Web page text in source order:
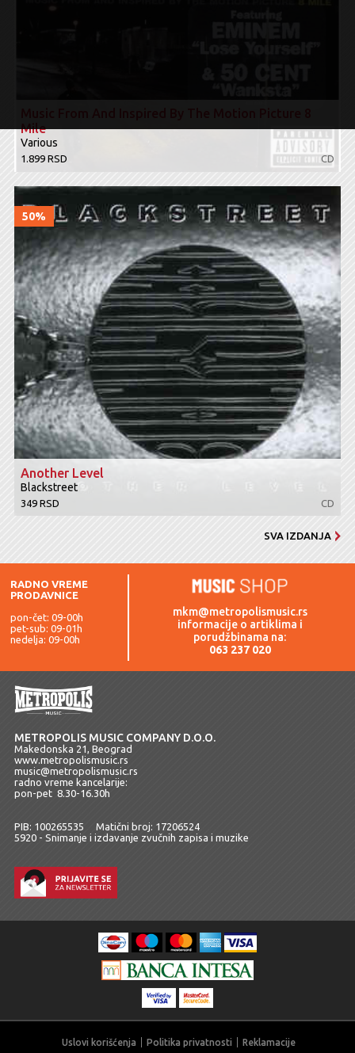
Mile
Various
1.899 RSD CD
50%
Another Level
Blackstreet
349 RSD CD
SVA IZDANJA
RADNO VREME
PRODAVNICE
pon-čet: 09-00h
pet-sub: 09-01h
nedelja: 09-00h
mkm@metropolismusic.rs
informacije o artiklima i
porudžbinama na:
063 237 020
METROPOLIS MUSIC COMPANY D.O.O.
Makedonska 21, Beograd
www.metropolismusic.rs
music@metropolismusic.rs
radno vreme kancelarije:
pon-pet 8.30-16.30h
PIB: 100265535 Matični broj: 17206524
5920 - Snimanje i izdavanje zvučnih zapisa i muzike
Uslovi korišćenja Politika privatnosti Reklamacije